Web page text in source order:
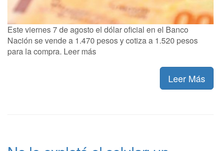
Este viernes 7 de agosto el dólar oficial en el Banco
Nación se vende a 1.470 pesos y cotiza a 1.520 pesos
para la compra. Leer más
Leer Más